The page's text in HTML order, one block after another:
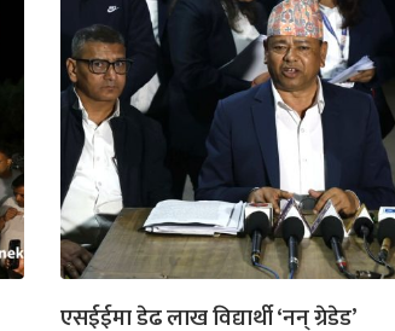
एसईईमा डेढ लाख विद्यार्थी ‘नन् ग्रेडेड’